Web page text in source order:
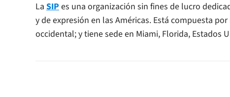
La SIPes una organización sin fines de lucro
y de expresión en las Américas. Está compuesta
occidental; y tiene sede en Miami, Florida, Estados